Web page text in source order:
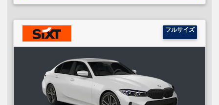
フルサイズ